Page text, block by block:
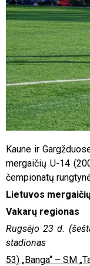
Kaune ir
mergaičių U-14
čempionatų
Lietuvos
Vakarų regionas
Rugsėjo 23 d.
stadionas
53) „Banga“ – SM